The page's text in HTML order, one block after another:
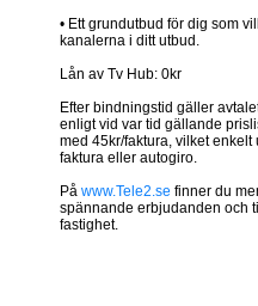
• Ett grundutbud för dig som
kanalerna i ditt utbud.
Lån av Tv Hub: 0kr
Efter bindningstid gäller
enligt vid var tid gällande
med 45kr/faktura, vilket
faktura eller autogiro.
På www.Tele2.se finner du
spännande erbjudanden och
fastighet.